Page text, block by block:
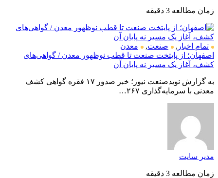
زمان مطالعه 3 دقیقه
تمام اخبار , صنعت,
معدن
اصفهان؛ از پایتخت صنعت تا قطب نوظهور معدن / گواهی‌های
کشف، آغاز یک مسیر نه پایان آن
به گزارش نویدصنعت نیوز؛ خبر صدور ۱۷ فقره گواهی کشف
معدنی با سرمایه‌گذاری ۲۶۷…
مدیر سایت
زمان مطالعه 3 دقیقه